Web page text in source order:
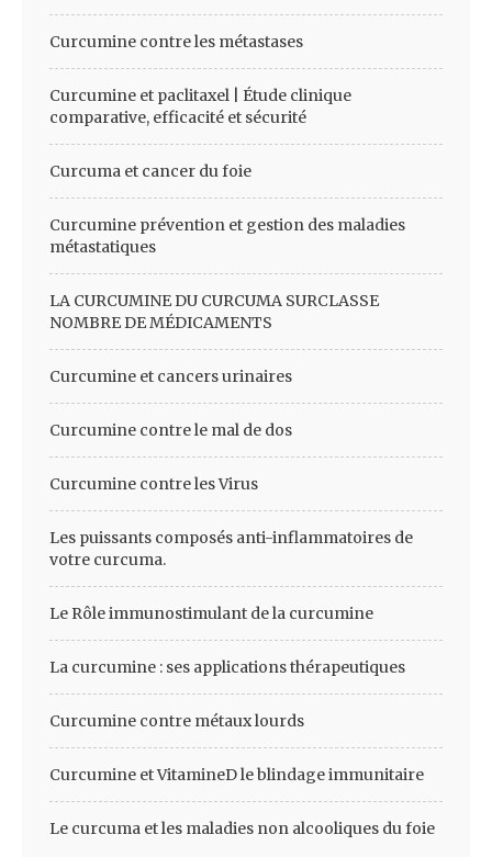
Curcumine contre les métastases
Curcumine et paclitaxel | Étude clinique
comparative, efficacité et sécurité
Curcuma et cancer du foie
Curcumine prévention et gestion des maladies
métastatiques
LA CURCUMINE DU CURCUMA SURCLASSE
NOMBRE DE MÉDICAMENTS
Curcumine et cancers urinaires
Curcumine contre le mal de dos
Curcumine contre les Virus
Les puissants composés anti-inflammatoires de
votre curcuma.
Le Rôle immunostimulant de la curcumine
La curcumine : ses applications thérapeutiques
Curcumine contre métaux lourds
Curcumine et VitamineD le blindage immunitaire
Le curcuma et les maladies non alcooliques du foie